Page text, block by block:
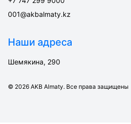
001@akbalmaty.kz
Наши адреса
Шемякина, 290
© 2026 AKB Almaty. Все права защищены